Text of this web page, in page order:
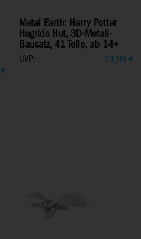
€
Metal Earth: Harry Potter
Hagrids Hut, 3D-Metall-
Bausatz, 41 Teile, ab 14+
UVP: 21,99 €